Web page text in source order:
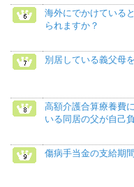
海外にでかけている
られますか？
別居している義父母
高額介護合算療養費
いる同居の父が自己
傷病手当金の支給期